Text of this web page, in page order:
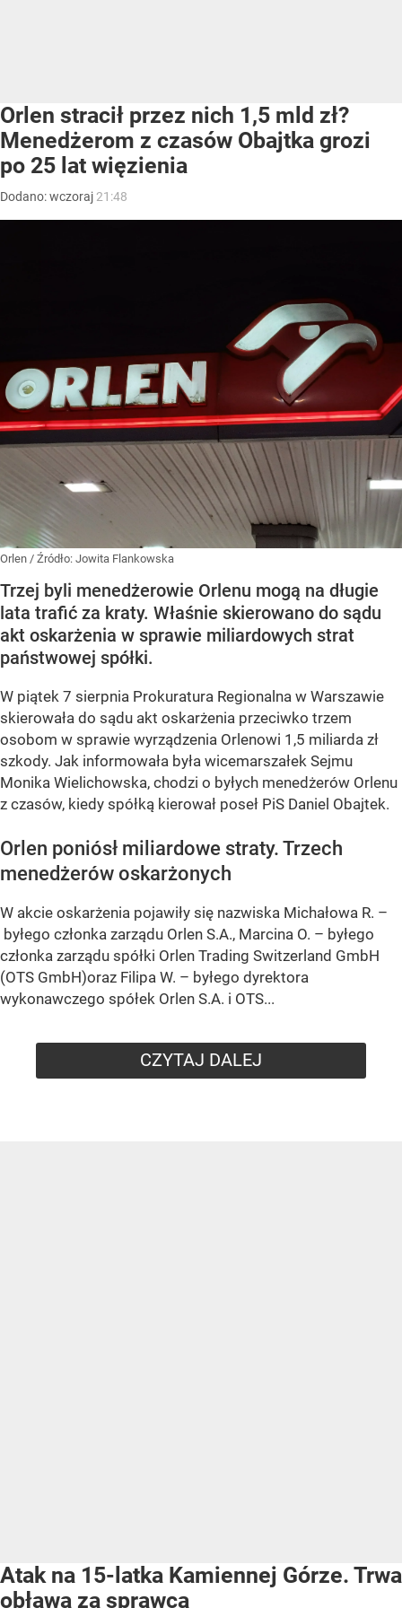
Orlen stracił przez nich 1,5 mld zł?
Menedżerom z czasów Obajtka grozi
po 25 lat więzienia
Dodano:wczoraj 21:48
Orlen / Źródło: Jowita Flankowska
Trzej byli menedżerowie Orlenu mogą na długie
lata trafić za kraty. Właśnie skierowano do sądu
akt oskarżenia w sprawie miliardowych strat
państwowej spółki.
W piątek 7 sierpnia Prokuratura Regionalna w Warszawie
skierowała do sądu akt oskarżenia przeciwko trzem
osobom w sprawie wyrządzenia Orlenowi 1,5 miliarda zł
szkody. Jak informowała była wicemarszałek Sejmu
Monika Wielichowska, chodzi o byłych menedżerów Orlenu
z czasów, kiedy spółką kierował poseł PiS Daniel Obajtek.
Orlen poniósł miliardowe straty. Trzech
menedżerów oskarżonych
W akcie oskarżenia pojawiły się nazwiska Michałowa R. –
byłego członka zarządu Orlen S.A., Marcina O. – byłego
członka zarządu spółki Orlen Trading Switzerland GmbH
(OTS GmbH)oraz Filipa W. – byłego dyrektora
wykonawczego spółek Orlen S.A. i OTS...
CZYTAJ DALEJ
Atak na 15-latka Kamiennej Górze. Trwa
obława za sprawcą